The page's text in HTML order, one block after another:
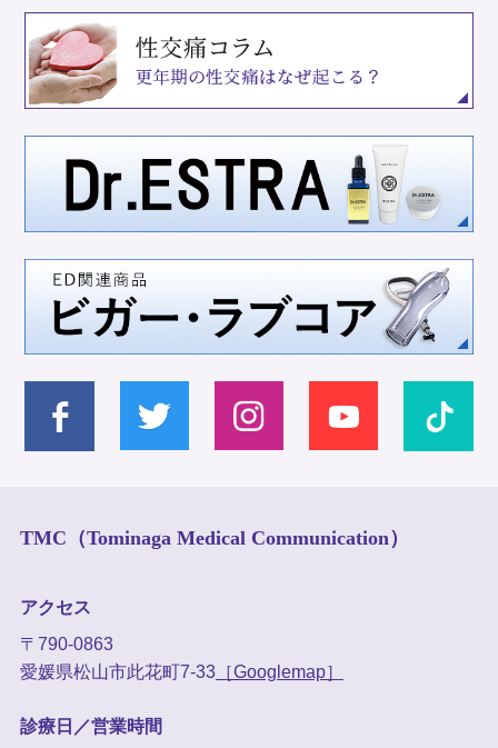
TMC（Tominaga Medical Communication）
アクセス
〒790-0863
愛媛県松山市此花町7-33［Googlemap］
診療日／営業時間